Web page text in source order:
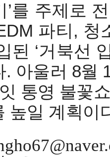
’를 주제로
파티 , 청
된 ‘거북선
. 아울러 8월
통영 불꽃
높일 계획이